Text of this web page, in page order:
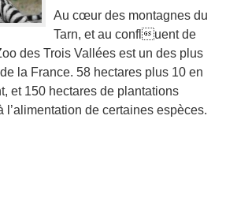
Au cœur des montagnes du
Tarn, et au confluent de
des Trois Vallées est un des plus
la France. 58 hectares plus 10 en
et 150 hectares de plantations
l’alimentation de certaines espèces.